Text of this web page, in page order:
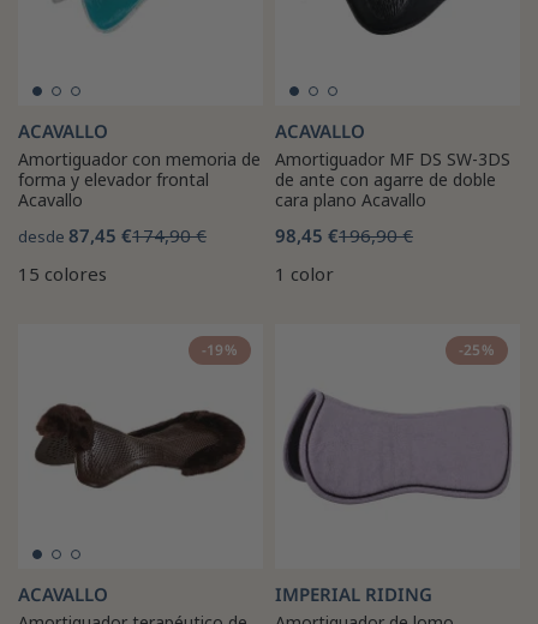
ACAVALLO
Amortiguador con memoria de
forma y elevador frontal
Acavallo
desde 87,45 €174,90 €
15 colores
ACAVALLO
Amortiguador MF DS SW-3DS
de ante con agarre de doble
cara plano Acavallo
98,45 €196,90 €
1 color
-19%
ACAVALLO
-25%
IMPERIAL RIDING